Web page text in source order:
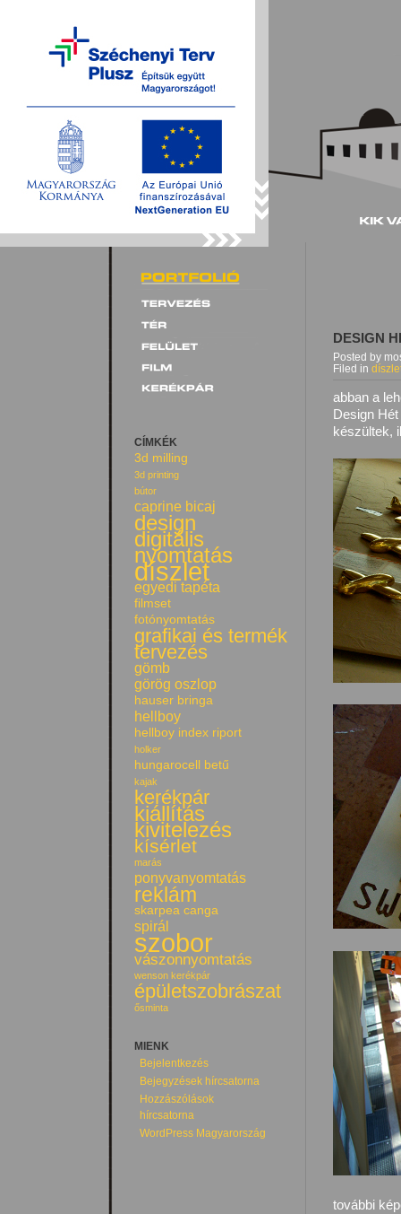
DESIGN
Posted by
Filed in
abban a
Design
készültek,
további
CÍMKÉK
3d milling
3d printing
bútor
caprine bicaj
design
digitális
nyomtatás
díszlet
egyedi tapéta
filmset
fotónyomtatás
grafikai és termék
tervezés
gömb
görög oszlop
hauser bringa
hellboy
hellboy index riport
holker
hungarocell betű
kajak
kerékpár
kiállítás
kivitelezés
kísérlet
marás
ponyvanyomtatás
reklám
skarpea canga
spirál
szobor
vászonnyomtatás
wenson kerékpár
épületszobrászat
ősminta
MIENK
Bejelentkezés
Bejegyzések hírcsatorna
Hozzászólások
hírcsatorna
WordPress Magyarország